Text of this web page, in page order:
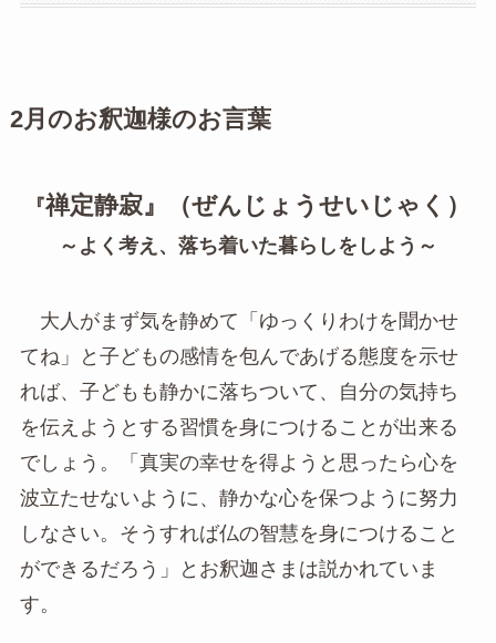
2月のお釈迦様のお言葉
『禅定静寂』（ぜんじょうせいじゃく）
～よく考え、落ち着いた暮らしをしよう～
大人がまず気を静めて「ゆっくりわけを聞かせ
てね」と子どもの感情を包んであげる態度を示せ
れば、子どもも静かに落ちついて、自分の気持ち
を伝えようとする習慣を身につけることが出来る
でしょう。「真実の幸せを得ようと思ったら心を
波立たせないように、静かな心を保つように努力
しなさい。そうすれば仏の智慧を身につけること
ができるだろう」とお釈迦さまは説かれていま
す。